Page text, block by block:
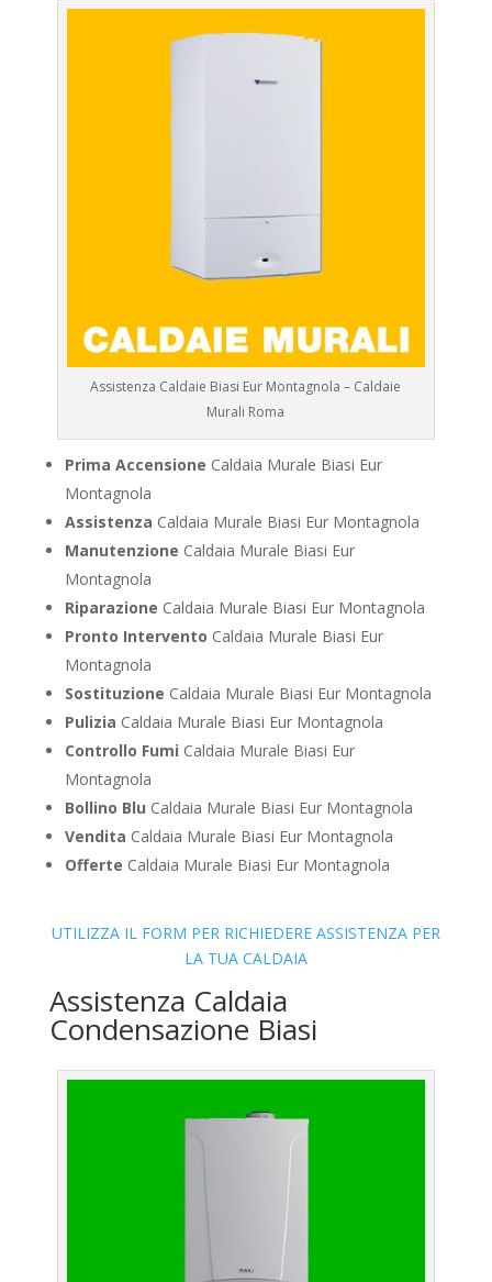
Assistenza Caldaie Biasi Eur Montagnola – Caldaie
Murali Roma
Prima Accensione Caldaia Murale Biasi Eur
Montagnola
Assistenza Caldaia Murale Biasi Eur Montagnola
Manutenzione Caldaia Murale Biasi Eur
Montagnola
Riparazione Caldaia Murale Biasi Eur Montagnola
Pronto Intervento Caldaia Murale Biasi Eur
Montagnola
Sostituzione Caldaia Murale Biasi Eur Montagnola
Pulizia Caldaia Murale Biasi Eur Montagnola
Controllo Fumi Caldaia Murale Biasi Eur
Montagnola
Bollino Blu Caldaia Murale Biasi Eur Montagnola
Vendita Caldaia Murale Biasi Eur Montagnola
Offerte Caldaia Murale Biasi Eur Montagnola
UTILIZZA IL FORM PER RICHIEDERE ASSISTENZA PER
LA TUA CALDAIA
Assistenza Caldaia
Condensazione Biasi